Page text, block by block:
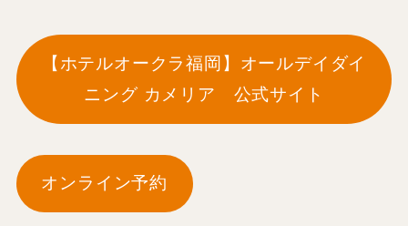
【ホテルオークラ福岡】オールデイダイ
ニング カメリア 公式サイト
オンライン予約